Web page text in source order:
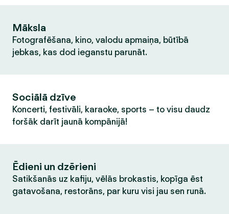
Māksla
Fotografēšana, kino, valodu apmaiņa, būtībā
jebkas, kas dod ieganstu parunāt.
Sociālā dzīve
Koncerti, festivāli, karaoke, sports – to visu daudz
foršāk darīt jaunā kompānijā!
Ēdieni un dzērieni
Satikšanās uz kafiju, vēlās brokastis, kopīga ēst
gatavošana, restorāns, par kuru visi jau sen runā.